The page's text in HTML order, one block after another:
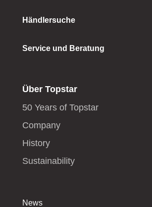
Händlersuche
Service und Beratung
Über Topstar
50 Years of Topstar
Company
History
Sustainability
News